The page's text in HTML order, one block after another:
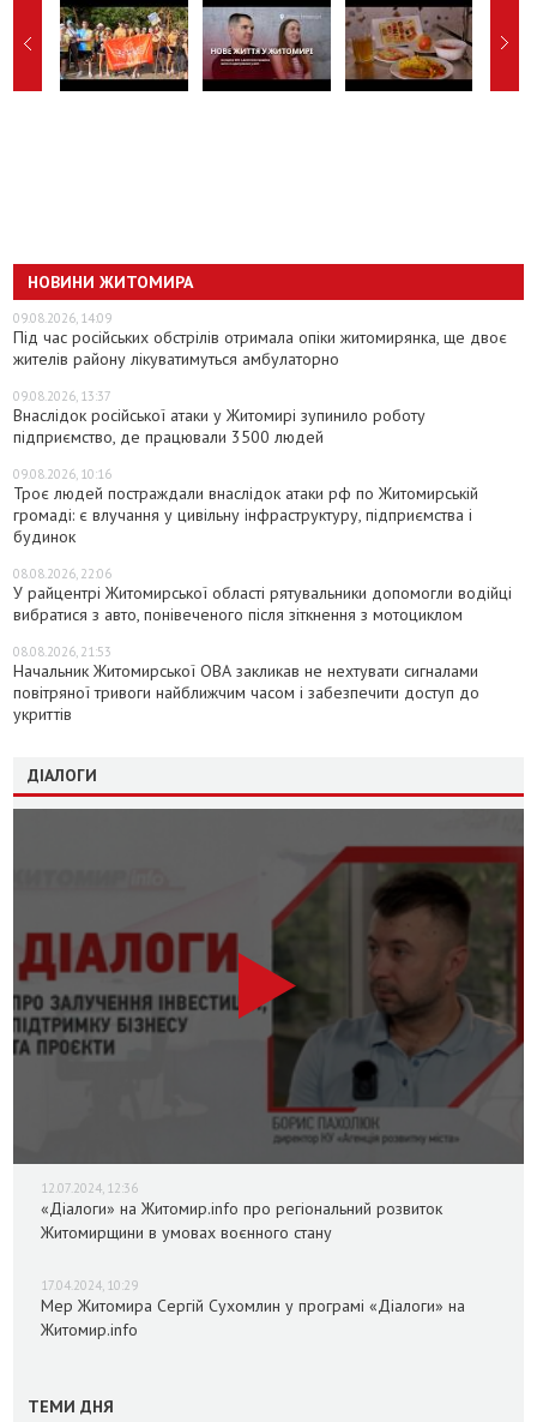
НОВИНИ ЖИТОМИРА
09.08.2026, 14:09
Під час російських обстрілів отримала опіки житомирянка, ще двоє
жителів району лікуватимуться амбулаторно
09.08.2026, 13:37
Внаслідок російської атаки у Житомирі зупинило роботу
підприємство, де працювали 3500 людей
09.08.2026, 10:16
Троє людей постраждали внаслідок атаки рф по Житомирській
громаді: є влучання у цивільну інфраструктуру, підприємства і
будинок
08.08.2026, 22:06
У райцентрі Житомирської області рятувальники допомогли водійці
вибратися з авто, понівеченого після зіткнення з мотоциклом
08.08.2026, 21:53
Начальник Житомирської ОВА закликав не нехтувати сигналами
повітряної тривоги найближчим часом і забезпечити доступ до
укриттів
ДІАЛОГИ
12.07.2024, 12:36
«Діалоги» на Житомир.info про регіональний розвиток
Житомирщини в умовах воєнного стану
17.04.2024, 10:29
Мер Житомира Сергій Сухомлин у програмі «Діалоги» на
Житомир.info
ТЕМИ ДНЯ